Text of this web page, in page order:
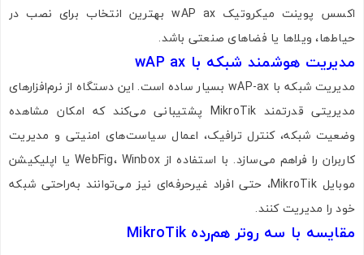
اکسس پوینت میکروتیک wAP ax بهترین انتخاب برای نصب در
حیاط‌ها، ویلاها یا فضاهای صنعتی باشد.
مدیریت هوشمند شبکه با wAP ax
مدیریت شبکه با wAP-ax بسیار ساده است. این دستگاه از نرم‌افزارهای
مدیریتی قدرتمند MikroTik پشتیبانی می‌کند که امکان مشاهده
وضعیت شبکه، کنترل ترافیک، اعمال سیاست‌های امنیتی و مدیریت
کاربران را فراهم می‌سازد. با استفاده از WebFig، Winbox یا اپلیکیشن
موبایل MikroTik، حتی افراد غیرحرفه‌ای نیز می‌توانند به‌راحتی شبکه
خود را مدیریت کنند.
مقایسه با سه روتر هم‌رده MikroTik
تصاویر رسمی